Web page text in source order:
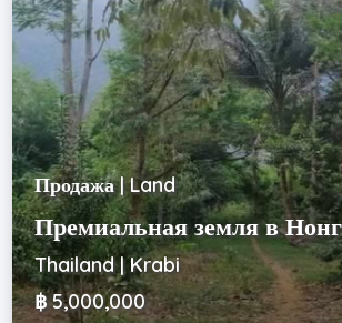
Продажа | Land
Премиальная земля в
Thailand | Krabi
฿ 5,000,000